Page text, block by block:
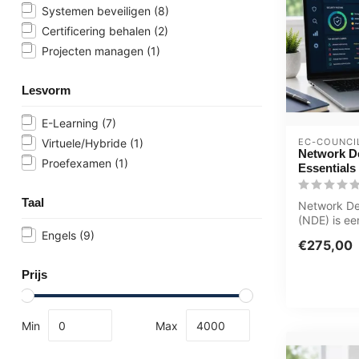
Systemen beveiligen (8)
Certificering behalen (2)
Projecten managen (1)
Lesvorm
E-Learning (7)
Virtuele/Hybride (1)
Proefexamen (1)
Taal
Engels (9)
Prijs
Min Max
EC-
Network
Essentials
Network
(NDE) is
ke...
€275,00